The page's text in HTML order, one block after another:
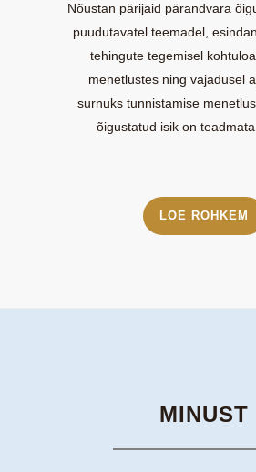
Nõustan pärijaid pärandvara
puudutavatel teemadel,
tehingute tegemisel
menetlustes ning vajadusel
surnuks tunnistamise
õigustatud isik on teadmata
LOE ROHKEM
MINUST